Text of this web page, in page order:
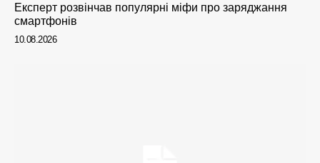
Експерт розвінчав популярні міфи про заряджання
смартфонів
10.08.2026